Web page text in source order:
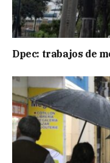
Dpec: trabajos de